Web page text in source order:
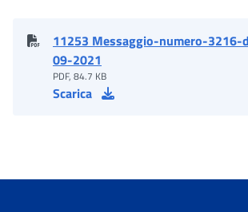
11253 Messaggio-numero-3216-
09-2021
PDF, 84.7 KB
Scarica